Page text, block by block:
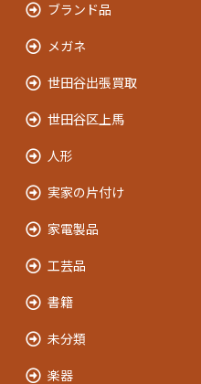
ブランド品
メガネ
世田谷出張買取
世田谷区上馬
人形
実家の片付け
家電製品
工芸品
書籍
未分類
楽器